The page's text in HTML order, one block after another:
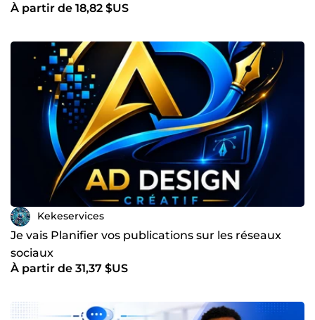
À partir de 18,82 $US
Kekeservices
Je vais Planifier vos publications sur les réseaux
sociaux
À partir de 31,37 $US